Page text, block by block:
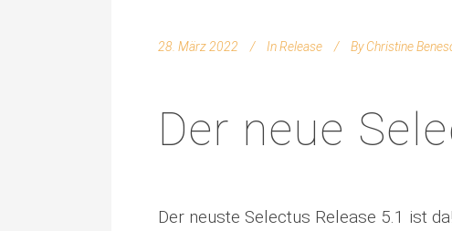
28. März 2022 InRelease By Christine
Der neue
Der neuste Selectus Release 5.1 ist